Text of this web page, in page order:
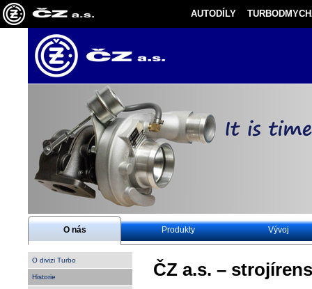
AUTODÍLY
O nás Produkty Vývoj
O divizi Turbo
Historie ČZ a.s. –